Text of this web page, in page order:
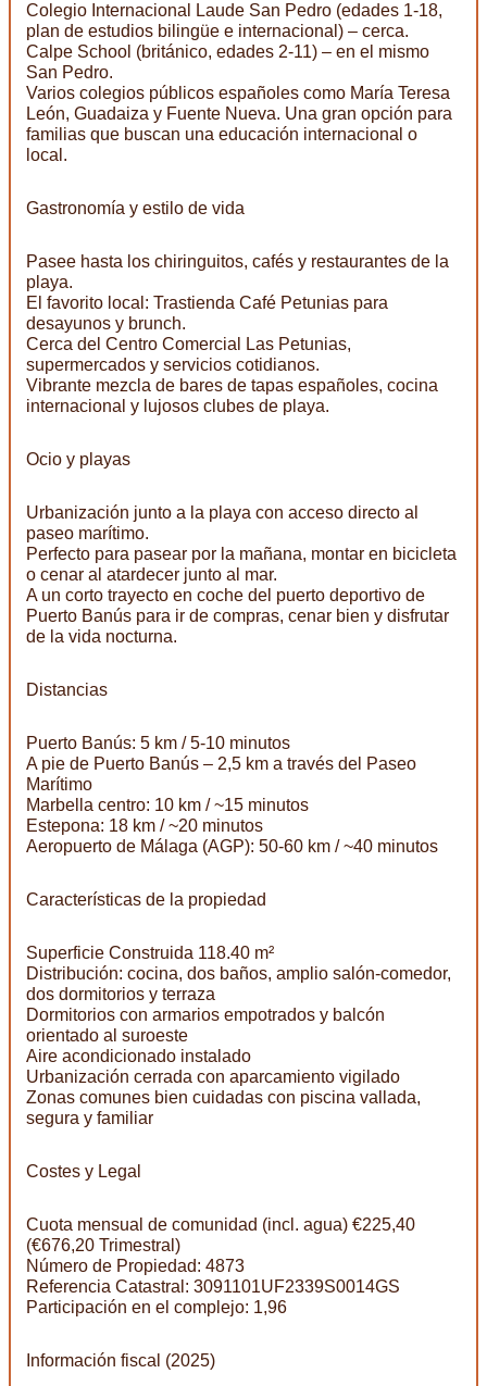
Colegio Internacional Laude San Pedro (edades 1-18,
plan de estudios bilingüe e internacional) – cerca.
Calpe School (británico, edades 2-11) – en el mismo
San Pedro.
Varios colegios públicos españoles como María Teresa
León, Guadaiza y Fuente Nueva. Una gran opción para
familias que buscan una educación internacional o
local.
Gastronomía y estilo de vida
Pasee hasta los chiringuitos, cafés y restaurantes de la
playa.
El favorito local: Trastienda Café Petunias para
desayunos y brunch.
Cerca del Centro Comercial Las Petunias,
supermercados y servicios cotidianos.
Vibrante mezcla de bares de tapas españoles, cocina
internacional y lujosos clubes de playa.
Ocio y playas
Urbanización junto a la playa con acceso directo al
paseo marítimo.
Perfecto para pasear por la mañana, montar en bicicleta
o cenar al atardecer junto al mar.
A un corto trayecto en coche del puerto deportivo de
Puerto Banús para ir de compras, cenar bien y disfrutar
de la vida nocturna.
Distancias
Puerto Banús: 5 km / 5-10 minutos
A pie de Puerto Banús – 2,5 km a través del Paseo
Marítimo
Marbella centro: 10 km / ~15 minutos
Estepona: 18 km / ~20 minutos
Aeropuerto de Málaga (AGP): 50-60 km / ~40 minutos
Características de la propiedad
Superficie Construida 118.40 m²
Distribución: cocina, dos baños, amplio salón-comedor,
dos dormitorios y terraza
Dormitorios con armarios empotrados y balcón
orientado al suroeste
Aire acondicionado instalado
Urbanización cerrada con aparcamiento vigilado
Zonas comunes bien cuidadas con piscina vallada,
segura y familiar
Costes y Legal
Cuota mensual de comunidad (incl. agua) €225,40
(€676,20 Trimestral)
Número de Propiedad: 4873
Referencia Catastral: 3091101UF2339S0014GS
Participación en el complejo: 1,96
Información fiscal (2025)